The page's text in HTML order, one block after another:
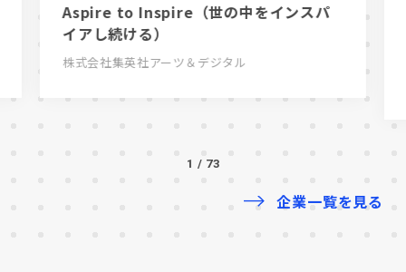
Aspire to Inspire（世の中をインスパ
イアし続ける）
株式会社集英社アーツ＆デジタル
1 / 73
企業一覧を見る